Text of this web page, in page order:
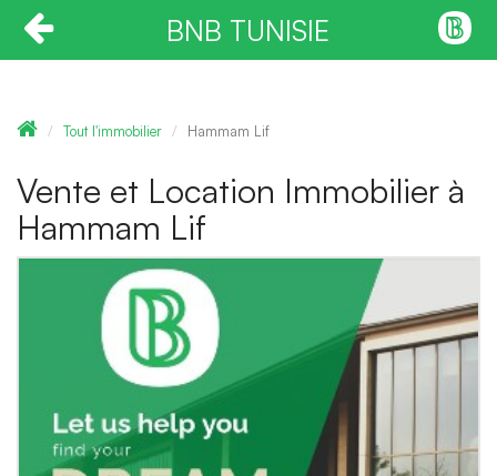
BNB TUNISIE
Tout l'immobilier Hammam Lif
Vente et Location Immobilier à
Hammam Lif